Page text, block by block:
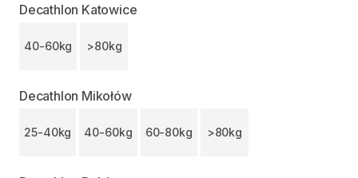
Decathlon Katowice
40-60kg >80kg
Decathlon Mikołów
25-40kg 40-60kg 60-80kg >80kg